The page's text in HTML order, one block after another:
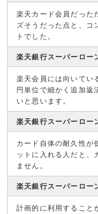
楽天カード会員だった
ズそうだった点と、コ
トでした。
楽天銀行スーパーロー
楽天会員には向いてい
円単位で細かく追加返
いと思います。
楽天銀行スーパーロー
カード自体の耐久性が
ットに入れる人だと、
ません。
楽天銀行スーパーロー
計画的に利用すること